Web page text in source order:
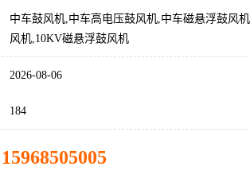
中车鼓风机,中车高电压鼓风机,中车磁悬浮鼓风
风机,10KV磁悬浮鼓风机
2026-08-06
184
15968505005